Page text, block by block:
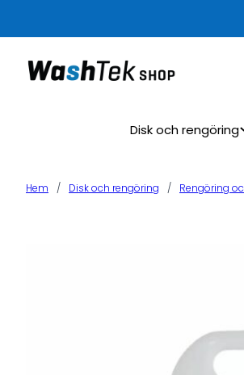
Disk och rengöring
Hem / Disk och rengöring / Rengöring